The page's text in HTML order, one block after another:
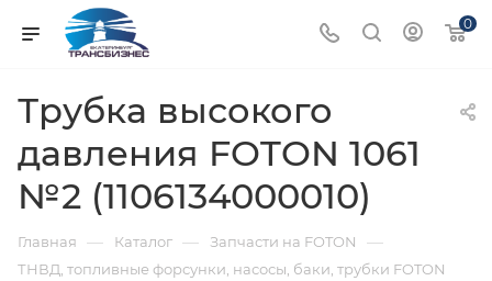
0
Трубка высокого
давления FOTON 1061
№2 (1106134000010)
Главная — Каталог — Запчасти на FOTON —
ТНВД, топливные форсунки, насосы, баки, трубки FOTON